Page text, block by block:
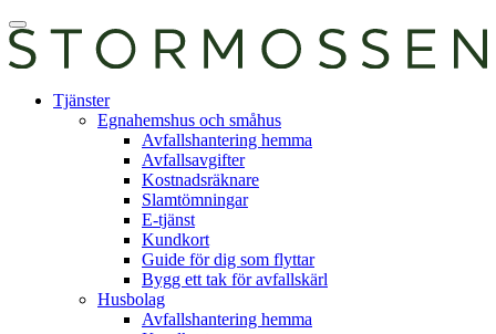
Skip
to
content
Öppna
huvudmeny
tjänst
Tjänster
Egnahemshus och småhus
Avfallshantering hemma
Avfallsavgifter
Kostnadsräknare
Slamtömningar
E-tjänst
Kundkort
Guide för dig som flyttar
Bygg ett tak för avfallskärl
Husbolag
Avfallshantering hemma